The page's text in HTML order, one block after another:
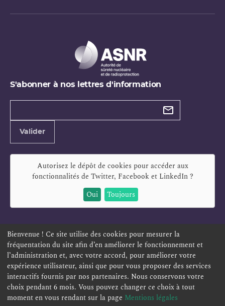
S'abonner à nos lettres d'information
Types de
Valider
Autorisez le dépôt de cookies pour accéder aux
fonctionnalités de Twitter, Facebook et LinkedIn?
Oui
Toujours
ESPACE PERSONNEL OFFRES D'EMPLOI SIGNALEMENT
TÉLÉSERVICES PLAN DU SITE
ACCESSIBILITÉ POLITIQUE DE CONFIDENTIALITÉ
MENTIONS LÉGALES CONTACT
Bienvenue ! Ce site utilise des cookies pour mesurer la
fréquentation du site afin d’en améliorer le fonctionnement et
l’administration et, avec votre accord, pour améliorer votre
expérience utilisateur, ainsi que pour vous proposer des services
interactifs fournis par nos partenaires. Nous conservons votre
choix pendant 6 mois. Vous pouvez changer ce choix à tout
moment en vous rendant sur la page Mentions légales